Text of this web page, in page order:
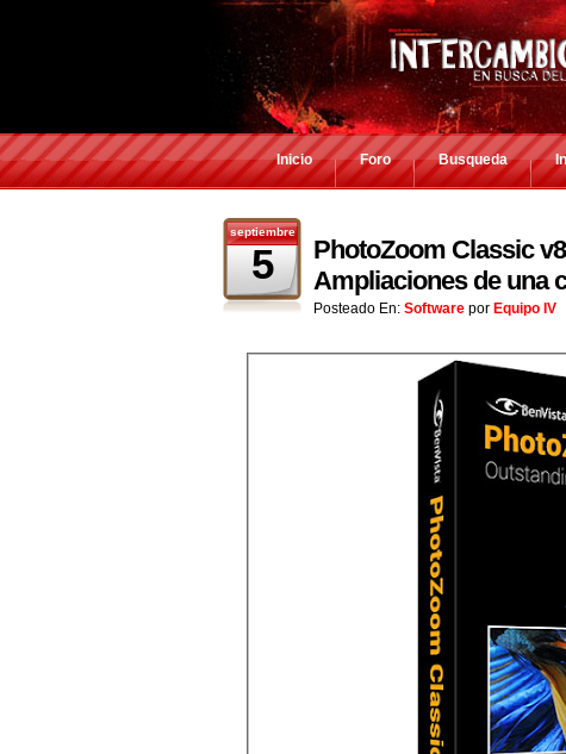
Inicio Foro Busqueda
septiembre
5
PhotoZoom Classic
Ampliaciones de una
Posteado En: Software por Equipo IV